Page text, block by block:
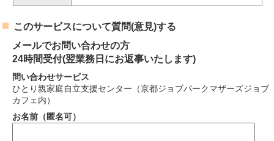
このサービスについて質問(意見)する
メールでお問い合わせの方
24時間受付(翌業務日にお返事いたします)
問い合わせサービス
ひとり親家庭自立支援センター（京都ジョブパークマザーズジョブ
カフェ内）
お名前（匿名可）